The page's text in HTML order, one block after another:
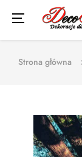
Toggle
navigation
☰
Strona główna